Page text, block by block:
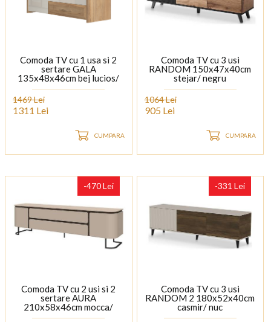
Comoda TV cu 1 usa si 2
sertare GALA
135x48x46cm bej lucios/
nuc Pacific
1469 Lei
1311 Lei
CUMPARA
Comoda TV cu 3 usi
RANDOM 150x47x40cm
stejar/ negru
1064 Lei
905 Lei
CUMPARA
-470 Lei
Comoda TV cu 2 usi si 2
sertare AURA
210x58x46cm mocca/
stejar Baroc, picioare
-331 Lei
Comoda TV cu 3 usi
RANDOM 2 180x52x40cm
casmir/ nuc